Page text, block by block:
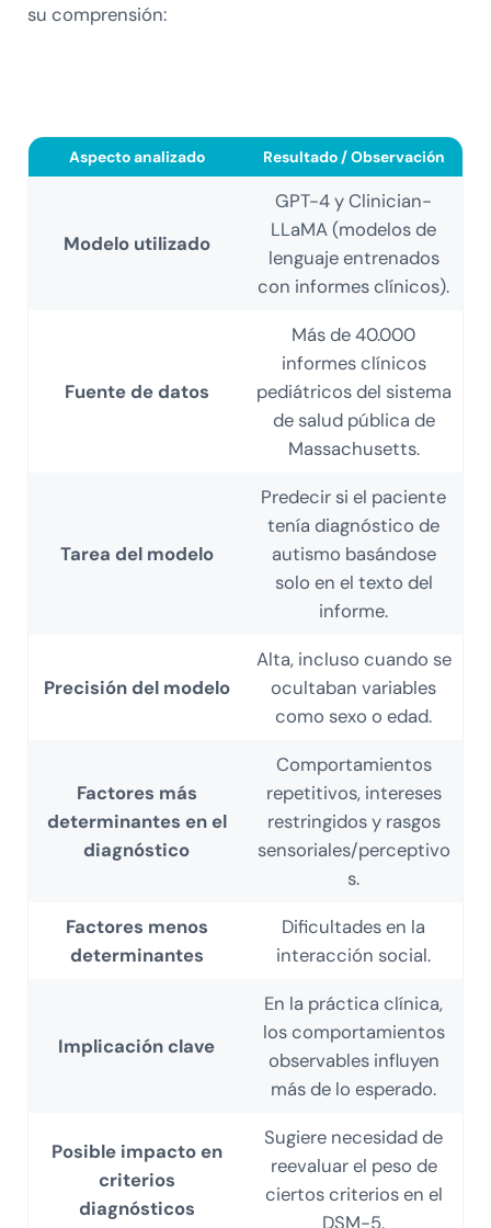
su comprensión:
Aspecto analizado Resultado / Observación
Modelo utilizado
GPT-4 y Clinician-
LLaMA (modelos de
lenguaje entrenados
con informes clínicos).
Fuente de datos
Más de 40.000
informes clínicos
pediátricos del sistema
de salud pública de
Massachusetts.
Tarea del modelo
Predecir si el paciente
tenía diagnóstico de
autismo basándose
solo en el texto del
informe.
Precisión del modelo
Alta, incluso cuando se
ocultaban variables
como sexo o edad.
Factores más
determinantes en el
diagnóstico
Comportamientos
repetitivos, intereses
restringidos y rasgos
sensoriales/perceptivo
s.
Factores menos
determinantes
Dificultades en la
interacción social.
Implicación clave
En la práctica clínica,
los comportamientos
observables influyen
más de lo esperado.
Posible impacto en
criterios
diagnósticos
Sugiere necesidad de
reevaluar el peso de
ciertos criterios en el
DSM-5.